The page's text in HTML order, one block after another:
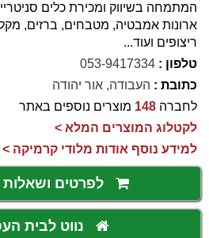
המתמחה בשיווק ומכירת כלים
ארונות אמבטיה, מטבחים, ברזים,
ריצופים ועוד...
טלפון : 053-9417334
כתובת : העבודה, אור יהודה
לחברה 148 מוצרים נוספים באתר
לקטלוג המוצרים המלא >
למידע נוסף אודות מלודי קרמיקה >
לפרטים
נווט לבית